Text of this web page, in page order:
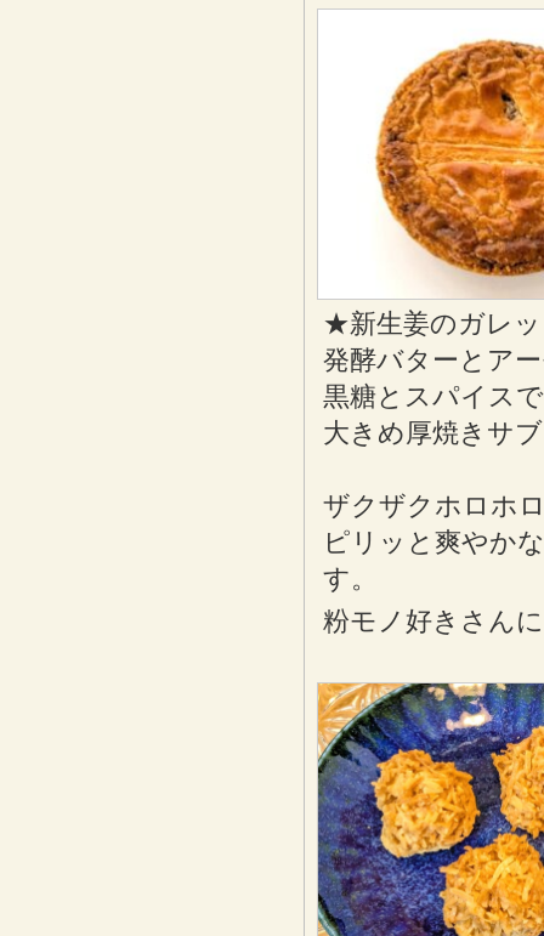
★新生姜のガレ
発酵バターとア
黒糖とスパイス
大きめ厚焼きサ
ザクザクホロホ
ピリッと爽やか
す。
粉モノ好きさん